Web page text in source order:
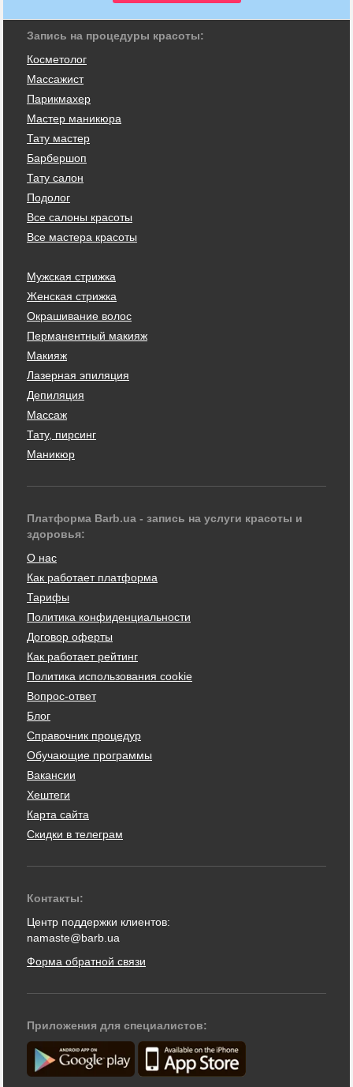
Запись на процедуры красоты:
Косметолог
Массажист
Парикмахер
Мастер маникюра
Тату мастер
Барбершоп
Тату салон
Подолог
Все салоны красоты
Все мастера красоты
Мужская стрижка
Женская стрижка
Окрашивание волос
Перманентный макияж
Макияж
Лазерная эпиляция
Депиляция
Массаж
Тату, пирсинг
Маникюр
Платформа Barb.ua - запись на услуги красоты и
здоровья:
О нас
Как работает платформа
Тарифы
Политика конфиденциальности
Договор оферты
Как работает рейтинг
Политика использования cookie
Вопрос-ответ
Блог
Справочник процедур
Обучающие программы
Вакансии
Хештеги
Карта сайта
Скидки в телеграм
Контакты:
Центр поддержки клиентов:
namaste@barb.ua
Форма обратной связи
Приложения для специалистов: